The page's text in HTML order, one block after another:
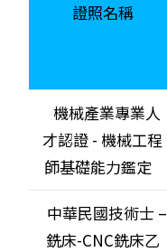
證照名稱
機械產業專業人
才認證 - 機械工程
師基礎能力鑑定
中華民國技術士 –
銑床-CNC銑床乙